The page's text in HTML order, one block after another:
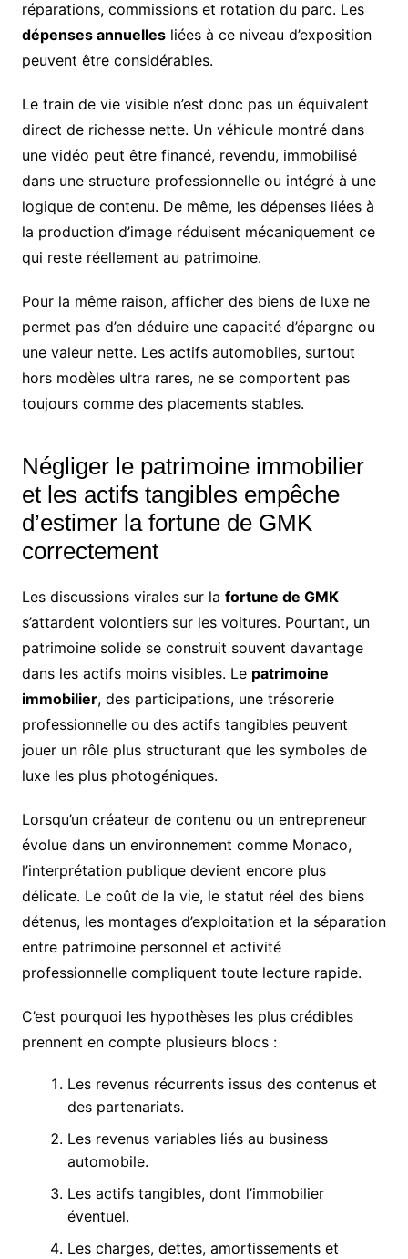
réparations, commissions et rotation du parc. Les
dépenses annuellesliées à ce niveau d’exposition
peuvent être considérables.
Le train de vie visible n’est donc pas un équivalent
direct de richesse nette. Un véhicule montré dans
une vidéo peut être financé, revendu, immobilisé
dans une structure professionnelle ou intégré à une
logique de contenu. De même, les dépenses liées à
la production d’image réduisent mécaniquement ce
qui reste réellement au patrimoine.
Pour la même raison, afficher des biens de luxe ne
permet pas d’en déduire une capacité d’épargne ou
une valeur nette. Les actifs automobiles, surtout
hors modèles ultra rares, ne se comportent pas
toujours comme des placements stables.
Négliger le patrimoine immobilier
et les actifs tangibles empêche
d’estimer la fortune de GMK
correctement
Les discussions virales sur la fortune de GMK
s’attardent volontiers sur les voitures. Pourtant, un
patrimoine solide se construit souvent davantage
dans les actifs moins visibles. Le patrimoine
immobilier, des participations, une trésorerie
professionnelle ou des actifs tangibles peuvent
jouer un rôle plus structurant que les symboles de
luxe les plus photogéniques.
Lorsqu’un créateur de contenu ou un entrepreneur
évolue dans un environnement comme Monaco,
l’interprétation publique devient encore plus
délicate. Le coût de la vie, le statut réel des biens
détenus, les montages d’exploitation et la séparation
entre patrimoine personnel et activité
professionnelle compliquent toute lecture rapide.
C’est pourquoi les hypothèses les plus crédibles
prennent en compte plusieurs blocs :
Les revenus récurrents issus des contenus et
des partenariats.
Les revenus variables liés au business
automobile.
Les actifs tangibles, dont l’immobilier
éventuel.
Les charges, dettes, amortissements et